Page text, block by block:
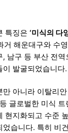
특징은‘미식의 다
거 해운대구와 수
남구 등 부산 전역
이 발굴되었습니다.
아니라 이탈리
글로벌한 미식
현지화되고 수준
습니다. 특히 비